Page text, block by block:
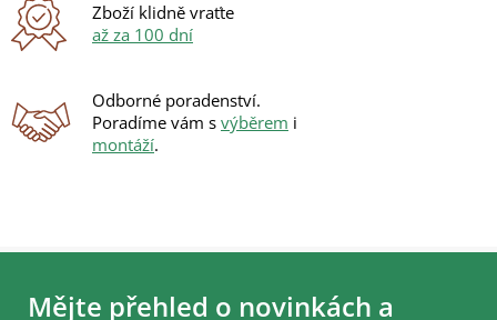
Zboží klidně vraťte
až za 100 dní
Odborné poradenství.
Poradíme vám s výběrem i
montáží.
Z
Mějte přehled o novinkách a